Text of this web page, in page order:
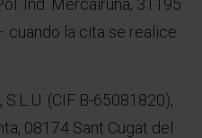
Ind. Mercairuña, 31195
cuando la cita se realice
(CIF B-65081820),
08174 Sant Cugat del